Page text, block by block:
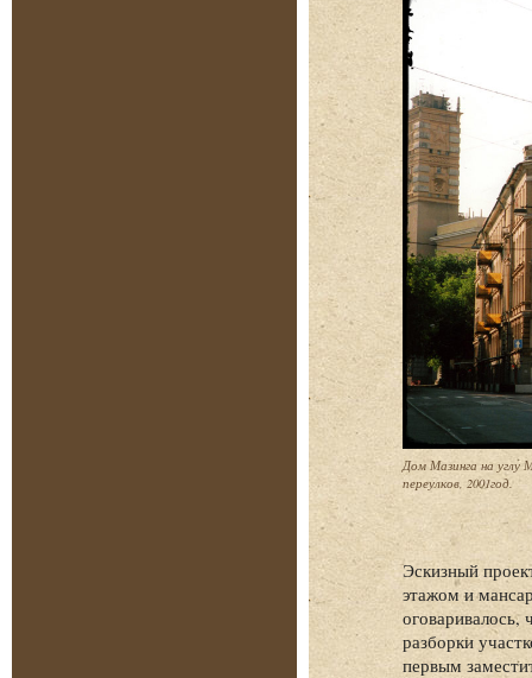
Дом Мазинга на углу
переулков, 2001год.
Эскизный
этажом и
оговаривалось,
разборки
первым